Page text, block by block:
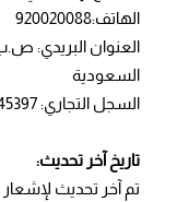
الهاتف:920020088
العنوان البريدي:
السعودية
السجل التجاري:
تاريخ آخر تحديث:
تم آخر تحديث